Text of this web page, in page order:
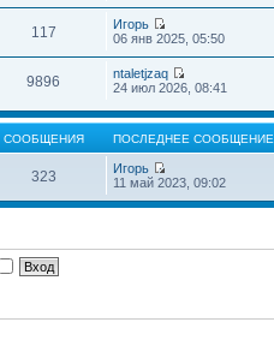
117
Игорь
06 янв 2025, 05:50
9896
ntaletjzaq
24 июл 2026, 08:41
СООБЩЕНИЯ ПОСЛЕДНЕЕ СООБЩЕНИЕ
323
Игорь
11 май 2023, 09:02